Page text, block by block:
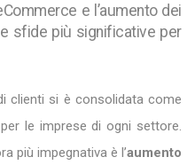
e l’aumento dei
sfide più significative per
clienti si è consolidata come
le imprese di ogni settore.
più impegnativa è l’aumento